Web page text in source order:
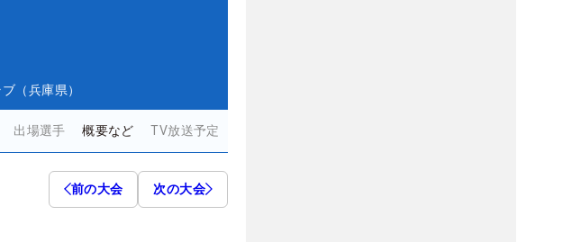
（兵庫県）
出場選手 概要など TV放送予定
前の大会 次の大会